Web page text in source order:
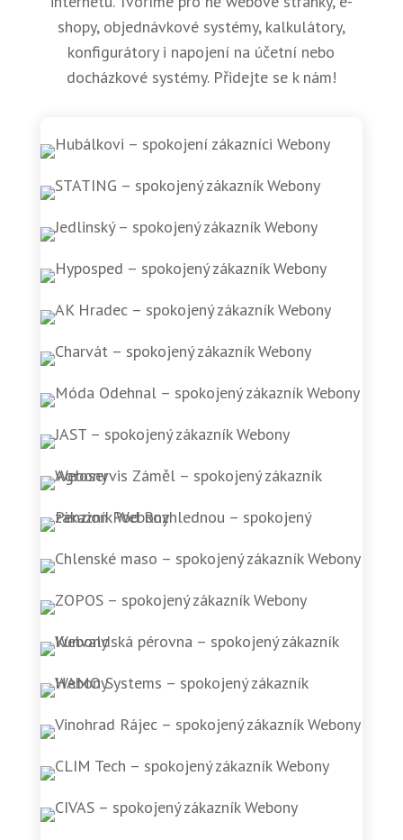
shopy, objednávkové systémy, kalkulátory,
konfigurátory i napojení na účetní nebo
docházkové systémy. Přidejte se k nám!